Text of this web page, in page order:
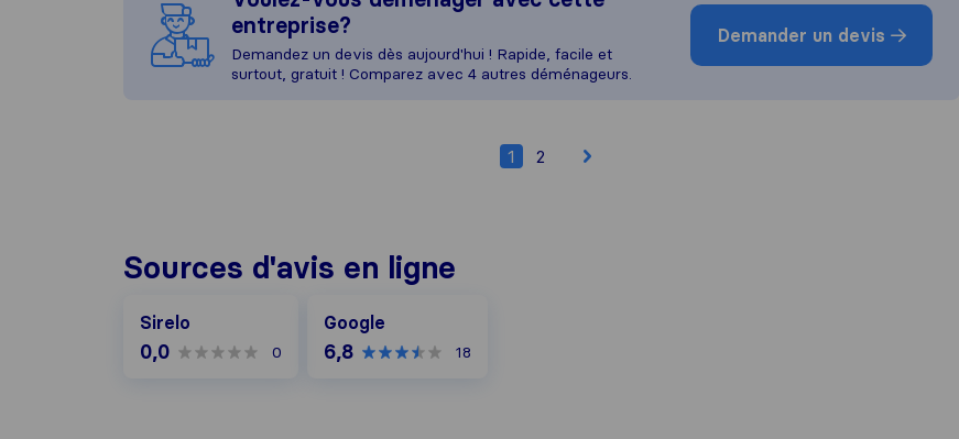
entreprise?
Demandez un devis dès aujourd'hui ! Rapide, facile et
surtout, gratuit ! Comparez avec 4 autres déménageurs.
Demander un devis
1 2
Sources d'avis en ligne
Sirelo
0,0 0
Google
6,8 18